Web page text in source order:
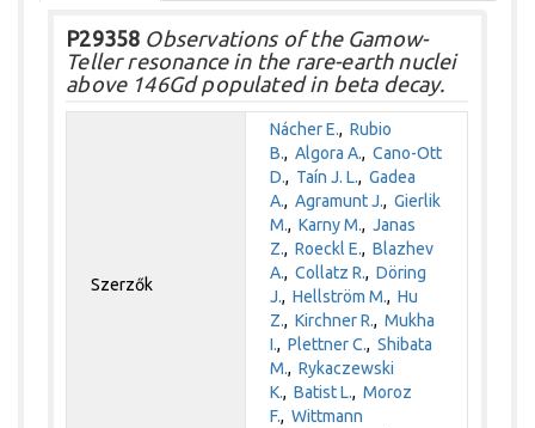
P29358 Observations of the Gamow-
Teller resonance in the rare-earth nuclei
above 146Gd populated in beta decay.
Szerzők
Nácher E.,Rubio
B.,Algora A.,Cano-Ott
D., Taín J. L.,Gadea
A.,Agramunt J.,Gierlik
M.,Karny M.,Janas
Z.,Roeckl E.,Blazhev
A.,Collatz R.,Döring
J.,Hellström M.,Hu
Z.,Kirchner R.,Mukha
I.,Plettner C.,Shibata
M.,Rykaczewski
K.,Batist L.,Moroz
F.,Wittmann